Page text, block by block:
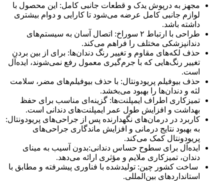
مجهز به درپوش یدک و قطعات جانبی کامل: این محصول با
لوازم جانبی کامل عرضه می‌شود تا کارایی و دوام بیشتری
داشته باشد.
طراحی با ارتباط ۲ سوراخ: اتصال آسان به سیستم‌های
دندانپزشکی مختلف را فراهم می‌کند.
حذف لکه‌های مقاوم و تغییر رنگ دندان‌ها: برای از بین بردن
تغییر رنگ‌هایی که با جرم‌گیری معمول رفع نمی‌شوند، ایده‌آل
است.
حذف بیوفیلم پریودونتال: با حذف بیوفیلم‌های مضر، سلامت
لثه و دندان‌ها را بهبود می‌بخشد.
تمیزکاری اطراف ایمپلنت‌ها: گزینه‌ای مناسب برای حفظ
بهداشت و افزایش طول عمر ایمپلنت‌های دندانی است.
کاربرد در درمان‌های نگهدارنده پس از جراحی‌های پریودونتال:
به بهبود نتایج درمانی و افزایش ماندگاری جراحی‌های
پریودونتال کمک می‌کند.
ایده‌آل برای سطوح حساس دندانی:بدون آسیب به مینای
دندان، تمیزکاری ملایم و مؤثری ارائه می‌دهد.
ساخت کشور چین: تولیدشده با فناوری پیشرفته و مطابق با
استانداردهای بین‌المللی.